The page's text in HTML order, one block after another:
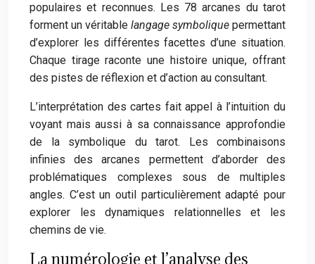
populaires et reconnues. Les 78 arcanes du tarot
forment un véritable langage symbolique permettant
d’explorer les différentes facettes d’une situation.
Chaque tirage raconte une histoire unique, offrant
des pistes de réflexion et d’action au consultant.
L’interprétation des cartes fait appel à l’intuition du
voyant mais aussi à sa connaissance approfondie
de la symbolique du tarot. Les combinaisons
infinies des arcanes permettent d’aborder des
problématiques complexes sous de multiples
angles. C’est un outil particulièrement adapté pour
explorer les dynamiques relationnelles et les
chemins de vie.
La numérologie et l’analyse des